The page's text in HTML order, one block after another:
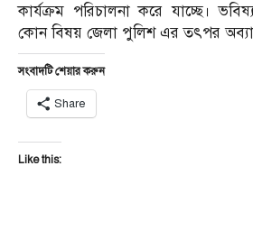
কার্যক্রম পরিচালনা করে যাচ্ছে।
কোন বিষয় জেলা পুলিশ এর তৎপর
সংবাদটি শেয়ার করুন
Share
Like this: